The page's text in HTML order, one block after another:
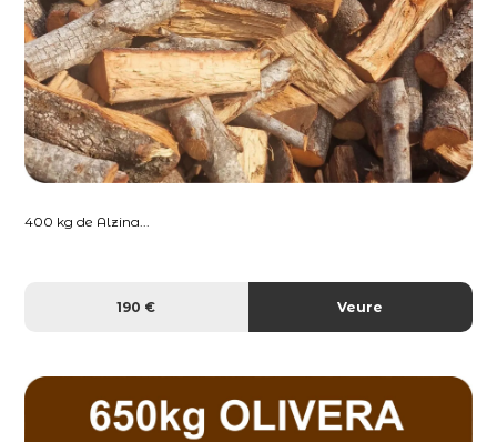
400 kg de Alzina...
190 € Veure